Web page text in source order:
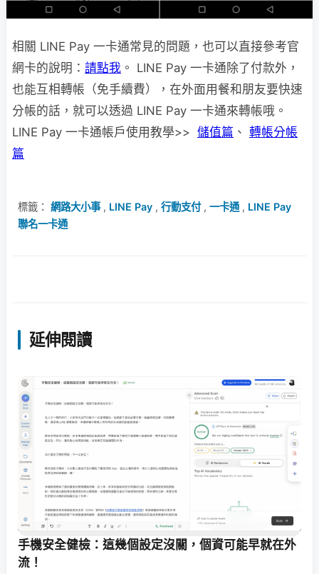
相關 LINE Pay 一卡通常見的問題，也可以直接參考官
網卡的說明： 請點我 。 LINE Pay 一卡通除了付款外，
也能互相轉帳（免手續費），在外面用餐和朋友要快速
分帳的話，就可以透過 LINE Pay 一卡通來轉帳哦。
LINE Pay 一卡通帳戶使用教學>> 儲值篇 、 轉帳分帳
篇
標籤： 網路大小事, LINE Pay , 行動支付, 一卡通 , LINE Pay
聯名一卡通
延伸閱讀
手機安全健檢：這幾個設定沒關，個資可能早就在外
流！